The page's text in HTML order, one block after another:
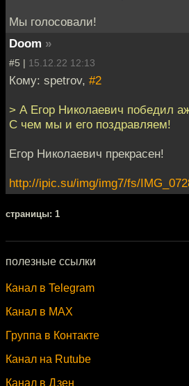
Мы голосовали!
Doom »
#5 | 15.12.22 12:13
Кому: spetrov, #2
> А Егор Николаевич победил
С чем мы и его поздравляем!
Егор Николаевич прекрасен!
http://ipic.su/img/img7/fs/
cтраницы: 1
полезные ссылки
Канал в Telegram
Канал в MAX
Группа в Контакте
Канал на Rutube
Канал в Дзен